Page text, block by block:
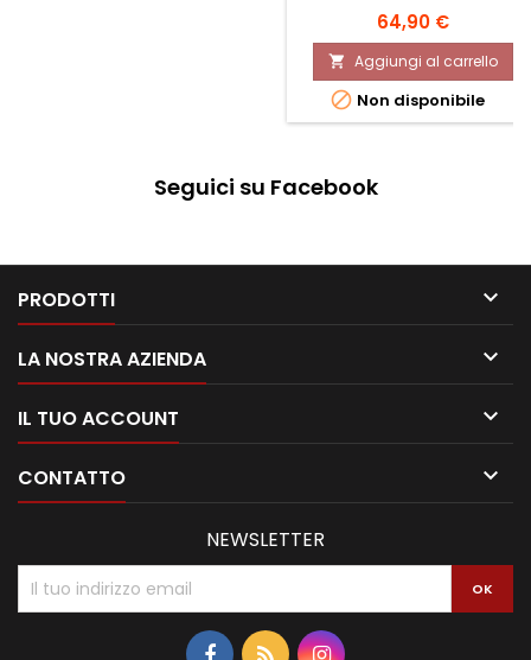
Prezzo
64,90 €
 Aggiungi al carrello
 Non disponibile
Seguici su Facebook
PRODOTTI 
LA NOSTRA AZIENDA 
IL TUO ACCOUNT 
CONTATTO 
NEWSLETTER